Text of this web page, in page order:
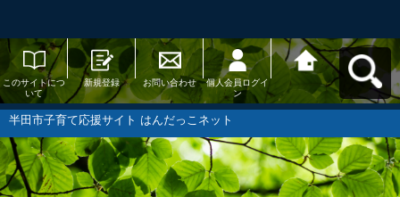
このサイトにつ
いて
新規登録 お問い合わせ
個人会員ログイ
ン
半田市子育て応
援サイト はんだ
っこネットへ戻
半田市子育て応援サイト はんだっこネット